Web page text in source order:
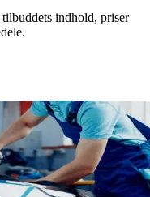
indhold, priser